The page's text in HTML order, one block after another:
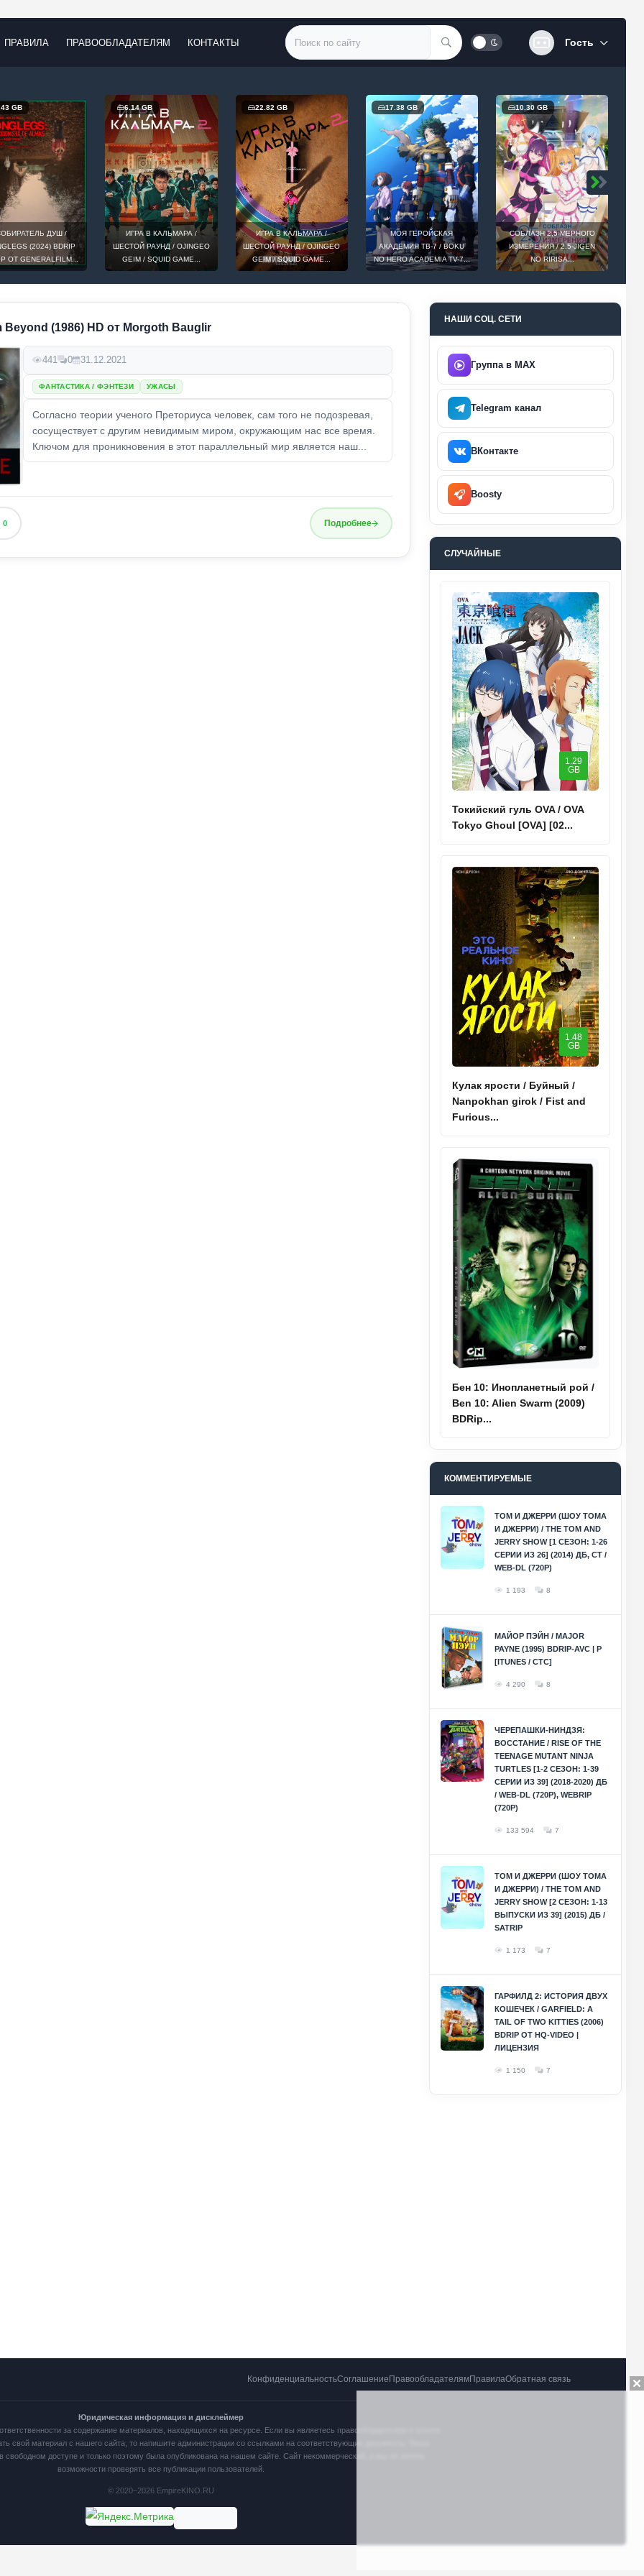
ПРАВИЛА ПРАВООБЛАДАТЕЛЯМ КОНТАКТЫ Гость
GB
ДУШ /
(2024) BDRIP
ОТ GENERALFILM...
6.14 GB
ИГРА В КАЛЬМАРА /
ШЕСТОЙ РАУНД / OJINGEO
GEIM / SQUID GAME...
22.82 GB
ИГРА В КАЛЬМАРА /
ШЕСТОЙ РАУНД / OJINGEO
GEIM / SQUID GAME...
17.38 GB
МОЯ ГЕРОЙСКАЯ
АКАДЕМИЯ ТВ-7 / BOKU
NO HERO ACADEMIA TV-7...
10.30 GB
СОБЛАЗН 2,5-МЕРНОГО
ИЗМЕРЕНИЯ / 2.5-JIGEN
NO RIRISA...
Beyond (1986) HD от Morgoth Bauglir
441 0 31.12.2021
ФАНТАСТИКА / ФЭНТЕЗИ УЖАСЫ
Согласно теории ученого Преториуса человек, сам того не подозревая,
сосуществует с другим невидимым миром, окружающим нас все время.
Ключом для проникновения в этот параллельный мир является наш...
0 Подробнее
НАШИ СОЦ. СЕТИ
Группа в MAX
Telegram канал
ВКонтакте
Boosty
СЛУЧАЙНЫЕ
1.29
GB
Токийский гуль OVA / OVA
Tokyo Ghoul [OVA] [02...
1.48
GB
Кулак ярости / Буйный /
Nanpokhan girok / Fist and
Furious...
Бен 10: Инопланетный рой /
Ben 10: Alien Swarm (2009)
BDRip...
КОММЕНТИРУЕМЫЕ
ТОМ И ДЖЕРРИ (ШОУ ТОМА
И ДЖЕРРИ) / THE TOM AND
JERRY SHOW [1 СЕЗОН: 1-26
СЕРИИ ИЗ 26] (2014) ДБ, СТ /
WEB-DL (720P)
1 193 8
МАЙОР ПЭЙН / MAJOR
PAYNE (1995) BDRIP-AVC | P
[ITUNES / СТС]
4 290 8
ЧЕРЕПАШКИ-НИНДЗЯ:
ВОССТАНИЕ / RISE OF THE
TEENAGE MUTANT NINJA
TURTLES [1-2 СЕЗОН: 1-39
СЕРИИ ИЗ 39] (2018-2020) ДБ
/ WEB-DL (720P), WEBRIP
(720P)
133 594 7
ТОМ И ДЖЕРРИ (ШОУ ТОМА
И ДЖЕРРИ) / THE TOM AND
JERRY SHOW [2 СЕЗОН: 1-13
ВЫПУСКИ ИЗ 39] (2015) ДБ /
SATRIP
1 173 7
ГАРФИЛД 2: ИСТОРИЯ ДВУХ
КОШЕЧЕК / GARFIELD: A
TAIL OF TWO KITTIES (2006)
BDRIP ОТ HQ-VIDEO |
ЛИЦЕНЗИЯ
1 150 7
КонфиденциальностьСоглашение ПравообладателямПравилаОбратная связь
Юридическая информация и дисклеймер
за содержание материалов, находящихся на ресурсе. Если вы являетесь правообладателем и хотите
свой материал с нашего сайта, то напишите администрации со ссылками на соответствующие документы. Ваша
свободном доступе и только поэтому была опубликована на нашем сайте. Сайт некоммерческий, и мы не имеем
возможности проверять все публикации пользователей.
© 2020–2026 EmpireKINO.RU